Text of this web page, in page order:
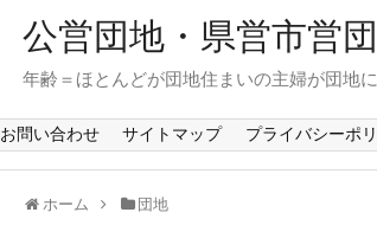
公営団地・県営市営
年齢＝ほとんどが団地住まいの主婦が団地
お問い合わせ サイトマップ プライバシーポ
ホーム 団地